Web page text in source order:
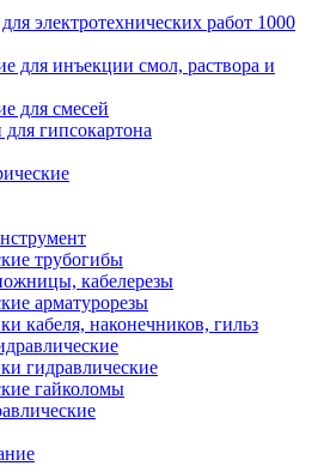
электротехнических работ 1000
для инъекции смол, раствора и
для смесей
гипсокартона
трубогибы
кабелерезы
арматурорезы
кабеля, наконечников, гильз
гидравлические
гайколомы